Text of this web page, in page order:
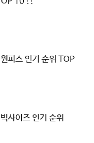
피스 인기 순위 TOP
사이즈 인기 순위